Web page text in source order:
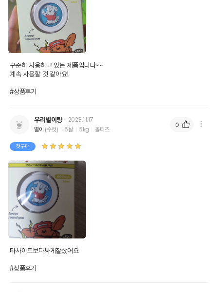
꾸준히 사용하고 있는 제품입니다~~
계속 사용할 것 같아요!
#상품후기
우리별이랑
2023.11.17
별이 (수컷) 6살 5kg 몰티즈
첫구매
타사이트보다싸게잘샀어요
#상품후기
0